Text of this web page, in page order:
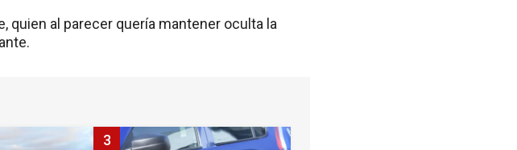
quien al parecer quería mantener oculta la
3